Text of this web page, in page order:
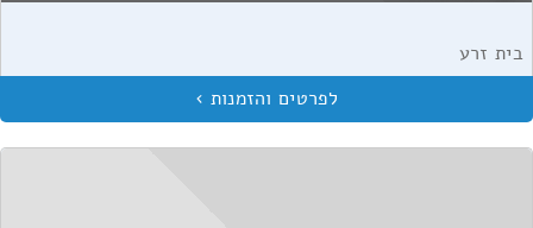
בית זרע